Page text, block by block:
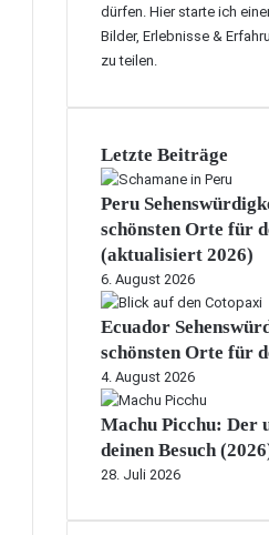
dürfen. Hier starte ich
Bilder, Erlebnisse &
zu teilen.
Letzte Beiträge
Peru
schönsten Orte für
(aktualisiert 2026)
6. August 2026
Ecuador
schönsten Orte für
4. August 2026
Machu Picchu: Der
deinen Besuch
28. Juli 2026